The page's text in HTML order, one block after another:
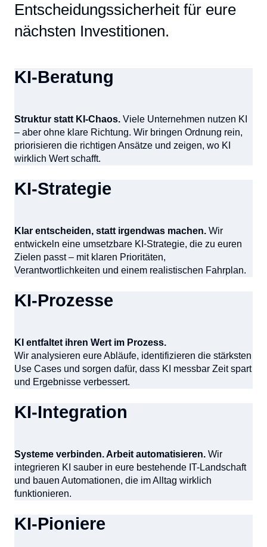
Entscheidungssicherheit für eure
nächsten Investitionen.
KI-Beratung
Struktur statt KI-Chaos. Viele Unternehmen nutzen KI
– aber ohne klare Richtung. Wir bringen Ordnung rein,
priorisieren die richtigen Ansätze und zeigen, wo KI
wirklich Wert schafft.
KI-Strategie
Klar entscheiden, statt irgendwas machen. Wir
entwickeln eine umsetzbare KI-Strategie, die zu euren
Zielen passt – mit klaren Prioritäten,
Verantwortlichkeiten und einem realistischen Fahrplan.
KI-Prozesse
KI entfaltet ihren Wert im Prozess.
Wir analysieren eure Abläufe, identifizieren die stärksten
Use Cases und sorgen dafür, dass KI messbar Zeit spart
und Ergebnisse verbessert.
KI-Integration
Systeme verbinden. Arbeit automatisieren. Wir
integrieren KI sauber in eure bestehende IT-Landschaft
und bauen Automationen, die im Alltag wirklich
funktionieren.
KI-Pioniere